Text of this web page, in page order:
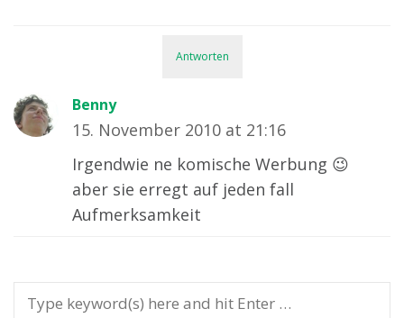
Antworten
Benny
15. November 2010 at 21:16
Irgendwie ne komische Werbung 😉
aber sie erregt auf jeden fall
Aufmerksamkeit